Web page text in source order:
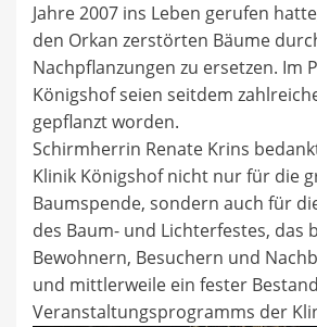
Jahre 2007 ins Leben gerufen
den Orkan zerstörten Bäume
Nachpflanzungen zu ersetzen. Im
Königshof seien seitdem
gepflanzt worden.
Schirmherrin Renate Krins
Klinik Königshof nicht nur für die
Baumspende, sondern auch für
des Baum- und Lichterfestes, das
Bewohnern, Besuchern und
und mittlerweile ein fester
Veranstaltungsprogramms der